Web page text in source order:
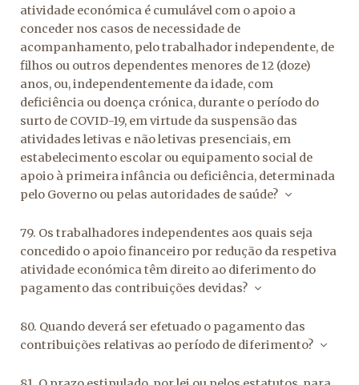
atividade económica é cumulável com o apoio a
conceder nos casos de necessidade de
acompanhamento, pelo trabalhador independente, de
filhos ou outros dependentes menores de 12 (doze)
anos, ou, independentemente da idade, com
deficiência ou doença crónica, durante o período do
surto de COVID-19, em virtude da suspensão das
atividades letivas e não letivas presenciais, em
estabelecimento escolar ou equipamento social de
apoio à primeira infância ou deficiência, determinada
pelo Governo ou pelas autoridades de saúde?
79. Os trabalhadores independentes aos quais seja
concedido o apoio financeiro por redução da respetiva
atividade económica têm direito ao diferimento do
pagamento das contribuições devidas?
80. Quando deverá ser efetuado o pagamento das
contribuições relativas ao período de diferimento?